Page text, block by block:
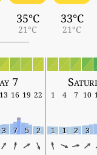
35°C
21°C
33°C
21°C
7
13 16 19 22 1 4 7 10
3 7 5 2 1 1 2 3